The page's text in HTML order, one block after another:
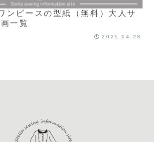
ンピースの型紙（無料）大人サ
一覧
2025.04.28